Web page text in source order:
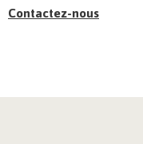
Contactez-nous